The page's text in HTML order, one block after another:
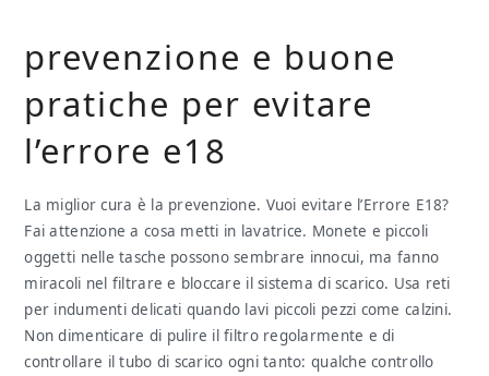
prevenzione e buone
pratiche per evitare
l’errore e18
La miglior cura è la prevenzione. Vuoi evitare l’Errore E18?
Fai attenzione a cosa metti in lavatrice. Monete e piccoli
oggetti nelle tasche possono sembrare innocui, ma fanno
miracoli nel filtrare e bloccare il sistema di scarico. Usa reti
per indumenti delicati quando lavi piccoli pezzi come calzini.
Non dimenticare di pulire il filtro regolarmente e di
controllare il tubo di scarico ogni tanto: qualche controllo